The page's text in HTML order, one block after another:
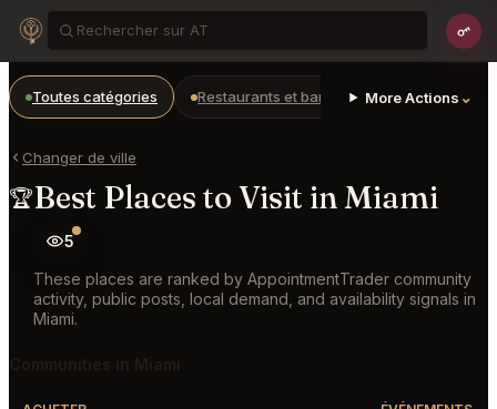
Toutes catégories Restaurants et bars Bars
More Actions ⌄
Changer de ville
🏆Best Places to Visit in Miami
5
These places are ranked by AppointmentTrader community
activity, public posts, local demand, and availability signals in
Miami.